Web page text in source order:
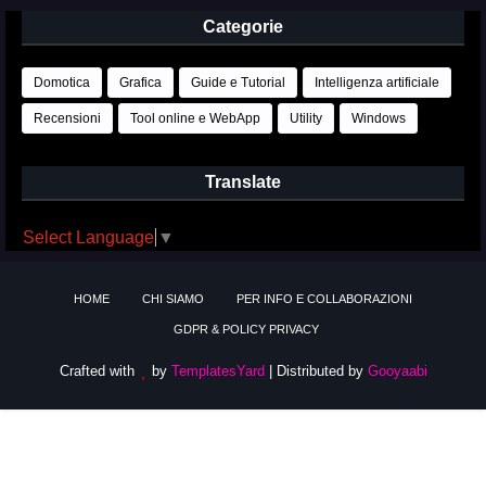
Categorie
Domotica Grafica Guide e Tutorial Intelligenza artificiale
Recensioni Tool online e WebApp Utility Windows
Translate
Select Language ▼
HOME CHI SIAMO PER INFO E COLLABORAZIONI
GDPR & POLICY PRIVACY
Crafted with by TemplatesYard | Distributed by Gooyaabi